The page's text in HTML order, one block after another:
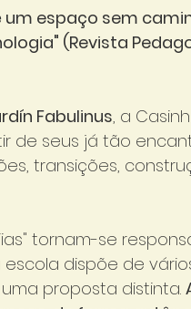
um espaço sem
(Revista
Fabulinus, a
de seus já tão
transições,
tornam-se
dispõe de
proposta distinta.